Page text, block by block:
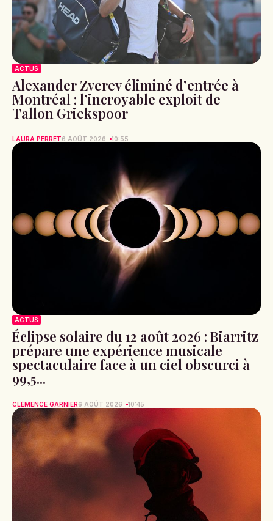
ACTUS
Alexander Zverev éliminé d’entrée à
Montréal : l’incroyable exploit de
Tallon Griekspoor
LAURA PERRET6 AOÛT 2026 10:55
ACTUS
Éclipse solaire du 12 août 2026 : Biarritz
prépare une expérience musicale
spectaculaire face à un ciel obscurci à
99,5...
CLÉMENCE GARNIER6 AOÛT 2026 10:45